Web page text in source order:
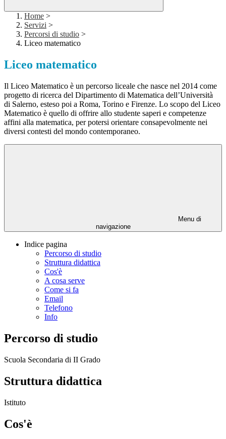
Home >
Servizi >
Percorsi di studio >
Liceo matematico
Liceo matematico
Il Liceo Matematico è un percorso liceale che nasce nel 2014 come
progetto di ricerca del Dipartimento di Matematica dell’Università
di Salerno, esteso poi a Roma, Torino e Firenze. Lo scopo del Liceo
Matematico è quello di offrire allo studente saperi e competenze
affini alla matematica, per potersi orientare consapevolmente nei
diversi contesti del mondo contemporaneo.
Menu di
navigazione
Indice pagina
Percorso di studio
Struttura didattica
Cos'è
A cosa serve
Come si fa
Email
Telefono
Info
Percorso di studio
Scuola Secondaria di II Grado
Struttura didattica
Istituto
Cos'è